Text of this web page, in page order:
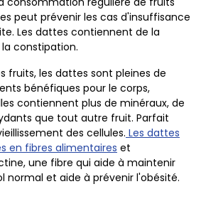
peut prévenir les cas d'insuffisance
Les dattes contiennent de la
constipation.
fruits, les dattes sont pleines de
bénéfiques pour le corps,
contiennent plus de minéraux, de
que tout autre fruit. Parfait
des cellules. Les dattes
en fibres alimentaires et
une fibre qui aide à maintenir
normal et aide à prévenir l'obésité.